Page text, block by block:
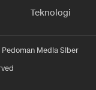
Teknologi
Pedoman Media Siber